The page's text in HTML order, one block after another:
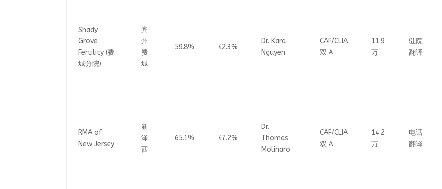
Shady
Grove
Fertility (费
城分院)
宾
州
费
城
59.8% 42.3%
Dr. Kara
Nguyen
CAP/CLIA
双 A
11.9
万
驻院
翻译
RMA of
New Jersey
新
泽
西
65.1% 47.2%
Dr.
Thomas
Molinaro
CAP/CLIA
双 A
14.2
万
电话
翻译